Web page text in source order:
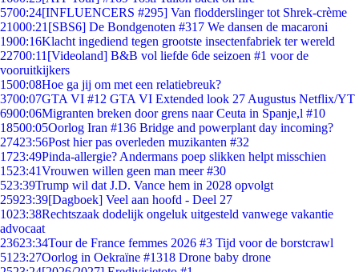
5700:24[INFLUENCERS #295] Van flodderslinger tot Shrek-crème
21000:21 [SBS6] De Bondgenoten #317 We dansen de macaroni
1900:16Klacht ingediend tegen grootste insectenfabriek ter wereld
22700:11 [Videoland] B&B vol liefde 6de seizoen #1 voor de
vooruitkijkers
1500:08Hoe ga jij om met een relatiebreuk?
3700:07GTA VI #12 GTA VI Extended look 27 Augustus Netflix/YT
6900:06Migranten breken door grens naar Ceuta in Spanje,l #10
18500:05Oorlog Iran #136 Bridge and powerplant day incoming?
27423:56Post hier pas overleden muzikanten #32
1723:49Pinda-allergie? Andermans poep slikken helpt misschien
1523:41Vrouwen willen geen man meer #30
523:39Trump wil dat J.D. Vance hem in 2028 opvolgt
25923:39[Dagboek] Veel aan hoofd - Deel 27
1023:38Rechtszaak dodelijk ongeluk uitgesteld vanwege vakantie
advocaat
23623:34Tour de France femmes 2026 #3 Tijd voor de borstcrawl
51 23:27Oorlog in Oekraïne #1318 Drone baby drone